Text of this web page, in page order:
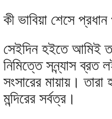
কী ভাবিয়া শেসে
সেইদিন হইতে আমিই
নিমিত্তে সন্ন্যাস ব্রত
সংসারের মায়ায়। তারা
মন্দিরের সর্বত্র।